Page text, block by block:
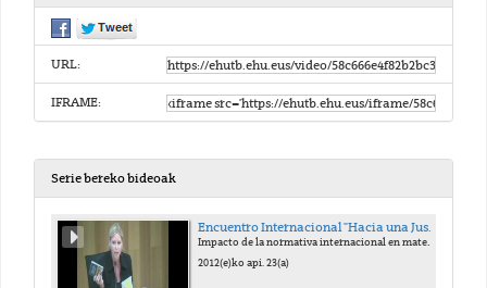
URL:
IFRAME:
Serie bereko bideoak
Encuentro Internacional "Hacia una Justicia victimal". Homenaje al Prof. Antonio Beristain
Impacto de la normativa internacional en materia de víctimas de delitos graves, especialmente de terrorismo y de abuso de poder
2012(e)ko api. 23(a)